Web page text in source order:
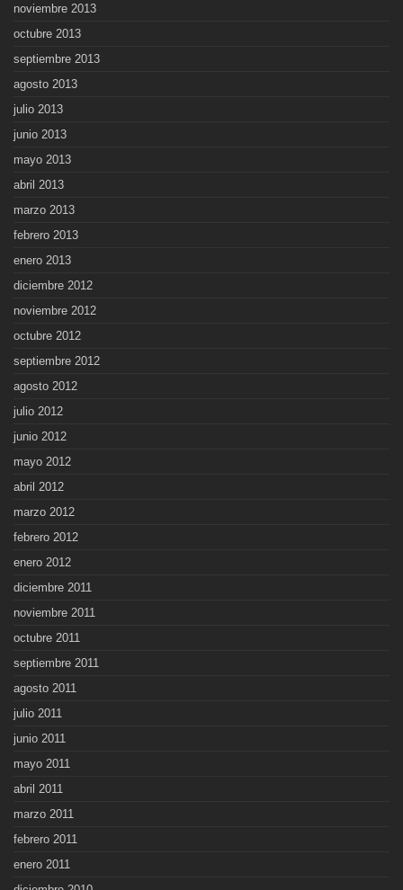
noviembre 2013
octubre 2013
septiembre 2013
agosto 2013
julio 2013
junio 2013
mayo 2013
abril 2013
marzo 2013
febrero 2013
enero 2013
diciembre 2012
noviembre 2012
octubre 2012
septiembre 2012
agosto 2012
julio 2012
junio 2012
mayo 2012
abril 2012
marzo 2012
febrero 2012
enero 2012
diciembre 2011
noviembre 2011
octubre 2011
septiembre 2011
agosto 2011
julio 2011
junio 2011
mayo 2011
abril 2011
marzo 2011
febrero 2011
enero 2011